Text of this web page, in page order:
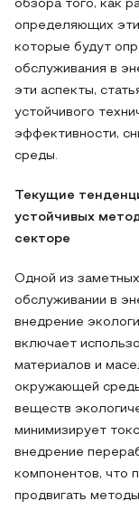
обзора того, как
определяющих
которые будут
обслуживания в
эти аспекты,
устойчивого
эффективности,
среды.
Текущие
устойчивых
секторе
Одной из
обслуживании в
внедрение
включает
материалов и
окружающей
веществ
минимизирует
внедрение
компонентов, что
продвигать